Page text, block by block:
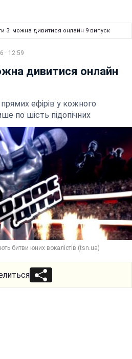
3: можна дивитися онлайн 9 випуск
· 12:59
дивитися онлайн
ефірів у кожного
по шість підопічних
битви юних вокалістів (tsn.ua)